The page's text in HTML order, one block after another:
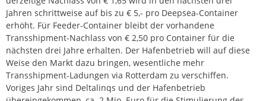
Jahren schrittweise auf bis zu € 5,- pro Deepsea-Container
erhöht. Für Feeder-Container bleibt der vorhandene
Transshipment-Nachlass von € 2,50 pro Container für die
nächsten drei Jahre erhalten. Der Hafenbetrieb will auf diese
Weise den Markt dazu bringen, wesentliche mehr
Transshipment-Ladungen via Rotterdam zu verschiffen.
Voriges Jahr sind Deltalinqs und der Hafenbetrieb